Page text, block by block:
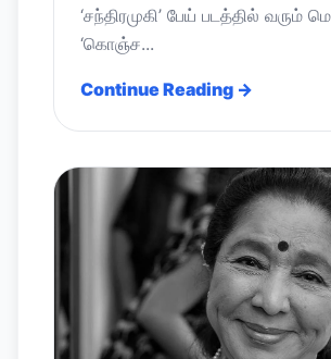
‘சந்திரமுகி’ பேய் படத்தில் வரும்
‘கொஞ்ச...
Continue Reading →